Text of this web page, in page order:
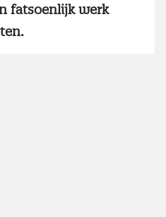
fatsoenlijk werk